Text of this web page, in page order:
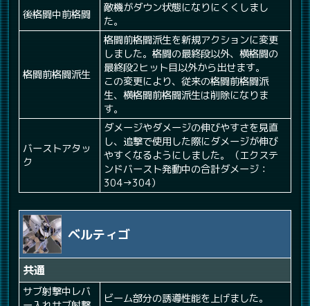
後格闘中前格闘
敵機がダウン状態になりにくくしまし
た。
格闘前格闘派生
格闘前格闘派生を新規アクションに変更
しました。格闘の最終段以外、横格闘の
最終段2ヒット目以外から出せます。
この変更により、従来の格闘前格闘派
生、横格闘前格闘派生は削除になりま
す。
バーストアタッ
ク
ダメージやダメージの伸びやすさを見直
し、追撃で使用した際にダメージが伸び
やすくなるようにしました。（エクステ
ンドバースト発動中の合計ダメージ：
304→304）
ベルティゴ
共通
サブ射撃中レバ
ビーム部分の誘導性能を上げました。